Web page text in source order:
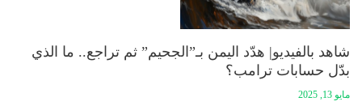
شاهد بالفيديو| هدّد اليمن بـ”الجحيم” ثم تراجع.. ما الذي
بدّل حسابات ترامب؟
مايو 13, 2025